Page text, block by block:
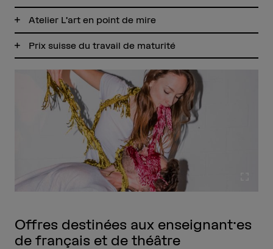
Atelier L’art en point de mire
Prix suisse du travail de maturité
Offres destinées aux enseignant·es
de français et de théâtre